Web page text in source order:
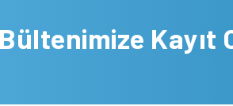
Kayıt